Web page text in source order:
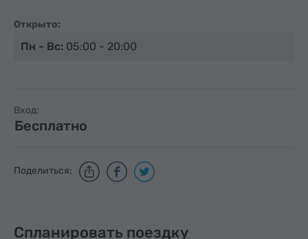
Открыто:
Пн - Вс: 05:00 - 20:00
Вход:
Бесплатно
Поделиться:
Спланировать поездку